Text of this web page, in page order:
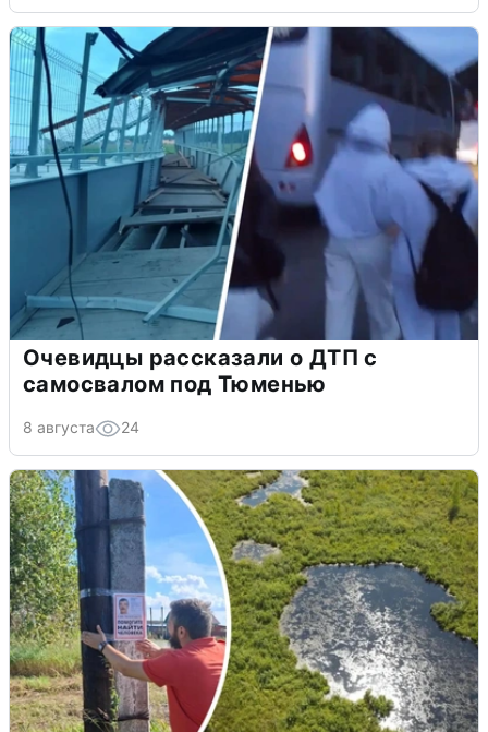
Очевидцы рассказали о ДТП с
самосвалом под Тюменью
8 августа 24